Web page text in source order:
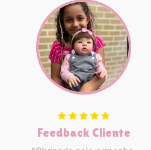
Feedback Cliente